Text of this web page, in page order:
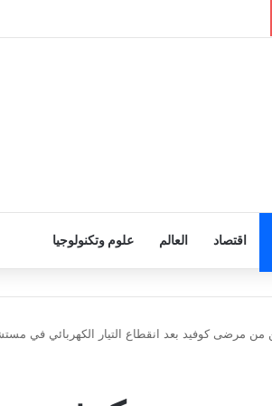
اقتصاد العالم علوم وتكنولوجيا
من مرضى كوفيد بعد انقطاع التيار الكهربائي في